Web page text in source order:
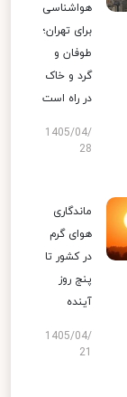
هواشناسی
برای تهران؛
طوفان و
گرد و خاک
در راه است
1405/04/
28
ماندگاری
هوای گرم
در کشور تا
پنج روز
آینده
1405/04/